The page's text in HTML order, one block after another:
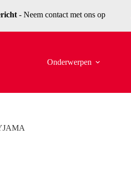
- Neem contact met ons op
Onderwerpen